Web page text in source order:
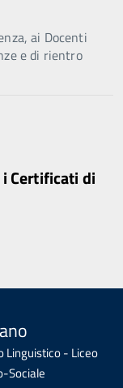
ai Docenti
e di rientro
Certificati di
Linguistico - Liceo
Sociale